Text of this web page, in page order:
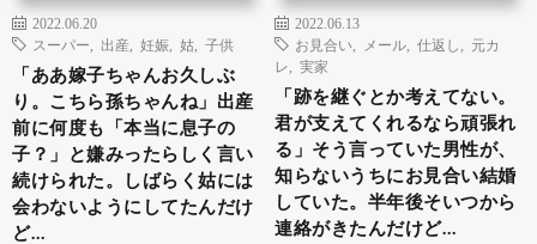
2022.06.20
スーパー
出産 妊娠 姑 子供
「ああ嫁子ちゃんお久しぶ
り。こちら孫ちゃんね」出産
前に何度も「本当に息子の
子？」と嫌みったらしく言い
続けられた。しばらく姑には
会わないようにしてたんだけ
ど…
2022.06.13
お見合い
メール 仕返し
元カ
レ
実家
「跡を継ぐとか考えてない。
君が支えてくれるなら頑張れ
る」そう言っていた男性が、
知らないうちにお見合い結婚
していた。半年後そいつから
連絡がきたんだけど…